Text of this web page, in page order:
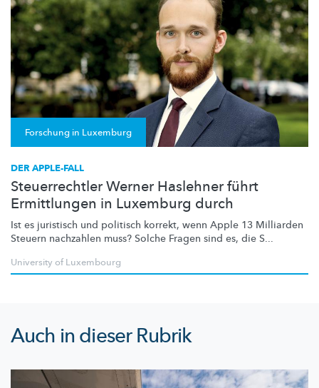
Forschung in Luxemburg
DER APPLE-FALL
Steuerrechtler Werner Haslehner führt
Ermittlungen in Luxemburg durch
Ist es juristisch und politisch korrekt, wenn Apple 13 Milliarden
Steuern nachzahlen muss? Solche Fragen sind es, die S...
University of Luxembourg
Auch in dieser Rubrik